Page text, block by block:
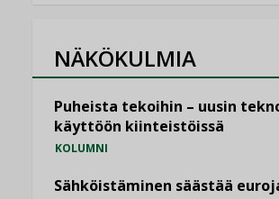
NÄKÖKULMIA
Puheista tekoihin – uusin
käyttöön kiinteistöissä
KOLUMNI
Sähköistäminen säästää